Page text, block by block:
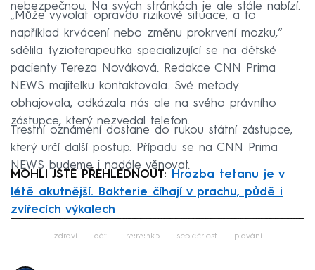
nebezpečnou. Na svých stránkách je ale stále nabízí.
„Může vyvolat opravdu rizikové situace, a to
například krvácení nebo změnu prokrvení mozku,“
sdělila fyzioterapeutka specializující se na dětské
pacienty Tereza Nováková. Redakce CNN Prima
NEWS majitelku kontaktovala. Své metody
obhajovala, odkázala nás ale na svého právního
zástupce, který nezvedal telefon.
Trestní oznámení dostane do rukou státní zástupce,
který určí další postup. Případu se na CNN Prima
NEWS budeme i nadále věnovat.
MOHLI JSTE PŘEHLÉDNOUT: Hrozba tetanu je v
létě akutnější. Bakterie číhají v prachu, půdě i
zvířecích výkalech
Failed to fetch
zdraví děti miminko společnost plavání